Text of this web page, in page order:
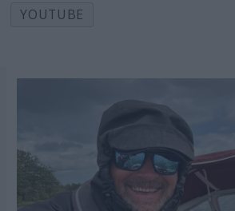
YOUTUBE